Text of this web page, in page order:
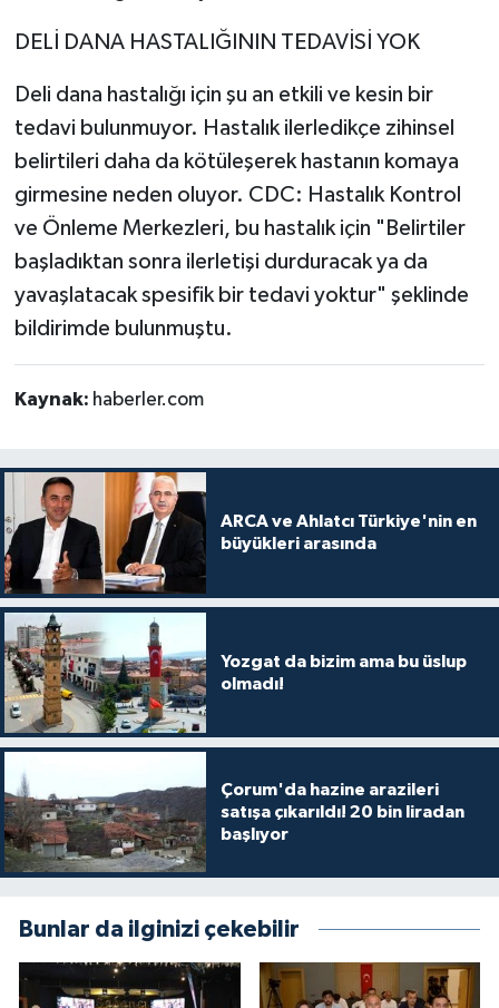
DELİ DANA HASTALIĞININ TEDAVİSİ YOK
Deli dana hastalığı için şu an etkili ve kesin bir
tedavi bulunmuyor. Hastalık ilerledikçe zihinsel
belirtileri daha da kötüleşerek hastanın komaya
girmesine neden oluyor. CDC: Hastalık Kontrol
ve Önleme Merkezleri, bu hastalık için "Belirtiler
başladıktan sonra ilerletişi durduracak ya da
yavaşlatacak spesifik bir tedavi yoktur" şeklinde
bildirimde bulunmuştu.
Kaynak: haberler.com
ARCA ve Ahlatcı Türkiye'nin en
büyükleri arasında
Yozgat da bizim ama bu üslup
olmadı!
Çorum'da hazine arazileri
satışa çıkarıldı! 20 bin liradan
başlıyor
Bunlar da ilginizi çekebilir